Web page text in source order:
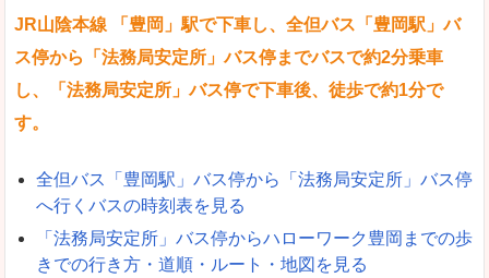
JR山陰本線 「豊岡」駅で下車し、全但バス「豊岡駅」バ
ス停から「法務局安定所」バス停までバスで約2分乗車
し、「法務局安定所」バス停で下車後、徒歩で約1分で
す。
全但バス「豊岡駅」バス停から「法務局安定所」バス停
へ行くバスの時刻表を見る
「法務局安定所」バス停からハローワーク豊岡までの歩
きでの行き方・道順・ルート・地図を見る